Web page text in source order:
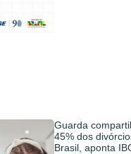
Guarda
45% dos
Brasil, aponta